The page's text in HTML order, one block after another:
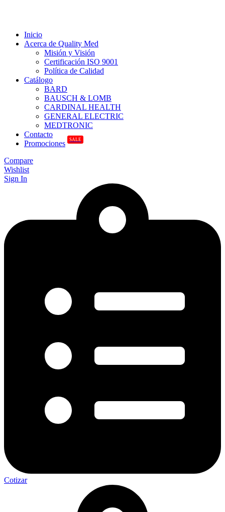
Inicio
Acerca de Quality Med
Misión y Visión
Certificación ISO 9001
Política de Calidad
Catálogo
BARD
BAUSCH & LOMB
CARDINAL HEALTH
GENERAL ELECTRIC
MEDTRONIC
Contacto
Promociones
SALE
Compare
Wishlist
Sign In
Cotizar